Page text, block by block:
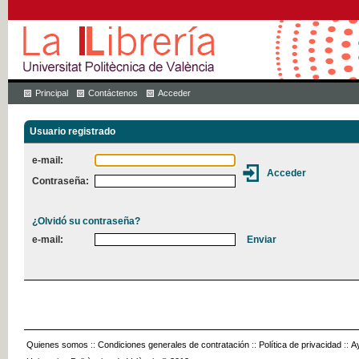
Principal Contáctenos Acceder
Usuario registrado
e-mail:
Contraseña:
¿Olvidó su contraseña?
e-mail:
Quienes somos :: Condiciones generales de contratación :: Política de privacidad ::